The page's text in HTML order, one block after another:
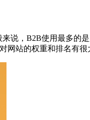
说，B2B使用最多的
站的权重和排名有